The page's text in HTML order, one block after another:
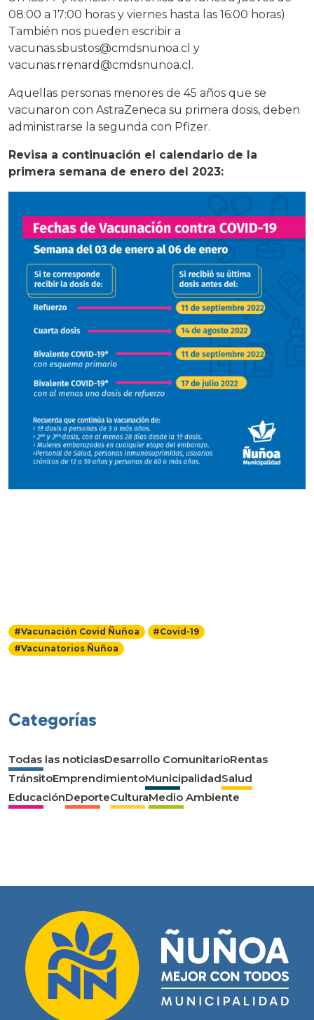
08:00 a 17:00 horas y viernes hasta las 16:00 horas)
También nos pueden escribir a
vacunas.sbustos@cmdsnunoa.cl y
vacunas.rrenard@cmdsnunoa.cl.
Aquellas personas menores de 45 años que se
vacunaron con AstraZeneca su primera dosis, deben
administrarse la segunda con Pfizer.
Revisa a continuación el calendario de la
primera semana de enero del 2023:
#Vacunación Covid Ñuñoa
#Covid-19
#Vacunatorios Ñuñoa
Categorías
Todas las noticiasDesarrollo ComunitarioRentas
TránsitoEmprendimientoMunicipalidadSalud
EducaciónDeporteCulturaMedio Ambiente